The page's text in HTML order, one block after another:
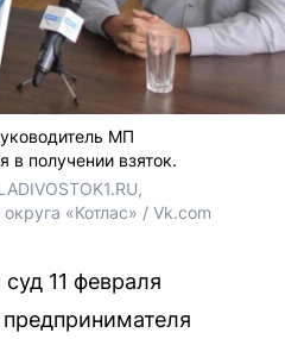
МП
в получении взяток.
«Котлас» / Vk.com
11 февраля